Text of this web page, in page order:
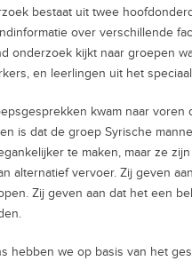
bestaat uit twee
over verschillende
onderzoek kijkt naar groepen
en leerlingen uit het
kwam naar
is dat de groep Syrische
te maken, maar ze
alternatief vervoer. Zij geven
Zij geven aan dat het een
hebben we op basis van het